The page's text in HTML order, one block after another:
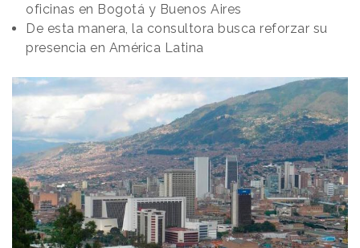
oficinas en Bogotá y Buenos Aires
De esta manera, la consultora busca reforzar su
presencia en América Latina